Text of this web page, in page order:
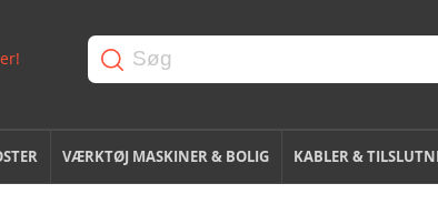
VÆRKTØJ MASKINER & BOLIG KABLER &